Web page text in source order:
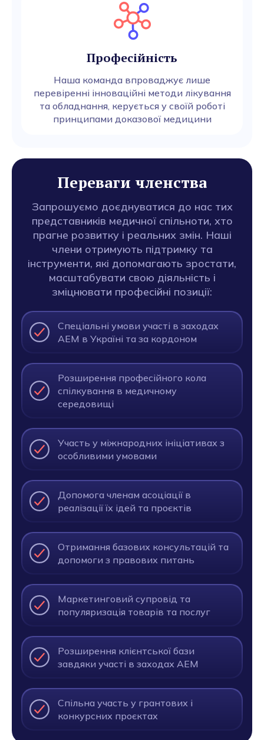
Професійність
Наша команда впроваджує лише
перевіренні інноваційні методи лікування
та обладнання, керується у своїй роботі
принципами доказової медицини
Переваги членства
Запрошуємо доєднуватися до нас тих
представників медичної спільноти, хто
прагне розвитку і реальних змін. Наші
члени отримують підтримку та
інструменти, які допомагають зростати,
масштабувати свою діяльність і
зміцнювати професійні позиції:
Спеціальні умови участі в заходах
АЕМ в Україні та за кордоном
Розширення професійного кола
спілкування в медичному
середовищі
Участь у міжнародних ініціативах з
особливими умовами
Допомога членам асоціації в
реалізації їх ідей та проєктів
Отримання базових консультацій та
допомоги з правових питань
Маркетинговий супровід та
популяризація товарів та послуг
Розширення клієнтської бази
завдяки участі в заходах АЕМ
Спільна участь у грантових і
конкурсних проєктах